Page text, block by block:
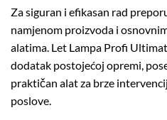
Za siguran i efikasan rad
namjenom proizvoda i
alatima. Let Lampa Profi
dodatak postojećoj opremi,
praktičan alat za brze
poslove.